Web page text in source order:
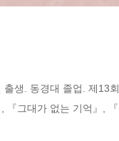
생. 동경대 졸업. 제13
『그대가 없는 기억』,